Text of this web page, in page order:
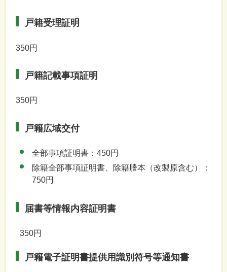
戸籍受理証明
350円
戸籍記載事項証明
350円
戸籍広域交付
全部事項証明書：450円
除籍全部事項証明書、除籍謄本（改製原含む）：
750円
届書等情報内容証明書
350円
戸籍電子証明書提供用識別符号等通知書